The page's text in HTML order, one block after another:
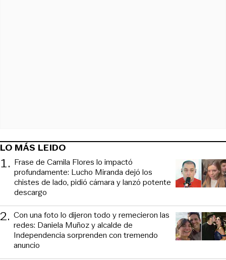
LO MÁS LEIDO
1. Frase de Camila Flores lo impactó
profundamente: Lucho Miranda dejó los
chistes de lado, pidió cámara y lanzó potente
descargo
2. Con una foto lo dijeron todo y remecieron las
redes: Daniela Muñoz y alcalde de
Independencia sorprenden con tremendo
anuncio